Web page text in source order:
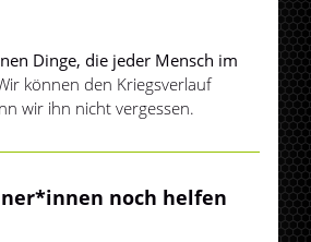
Dinge, die jeder Mensch im
können den Kriegsverlauf
wir ihn nicht vergessen.
noch helfen